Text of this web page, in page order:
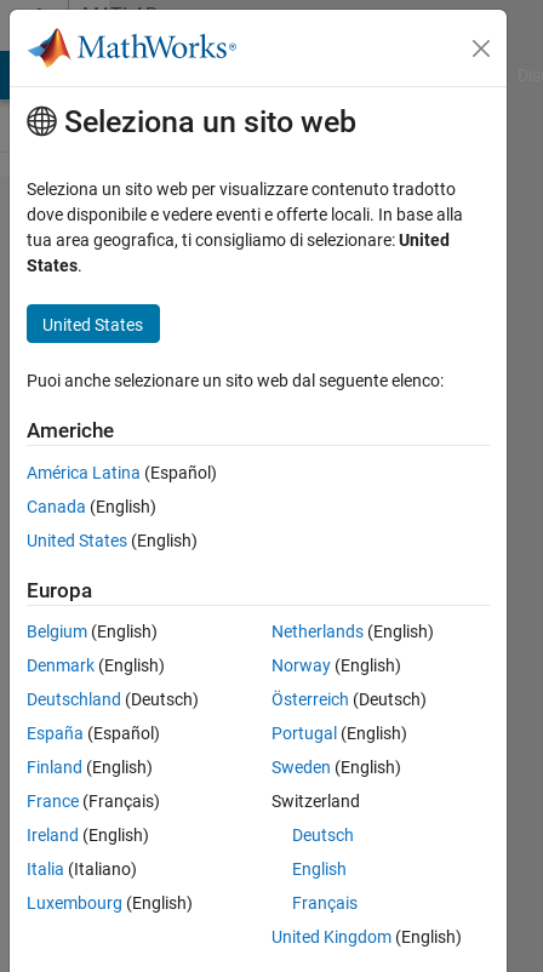
Vai al contenutoMATLAB
Answers
i am using
from
simulink..i
1by4096
vector,but i
am getting
1by4095 ,i
am missing
element.what
should i do to
get that one?
bharat
yadav
14 Giu
2017
Risposta
Seleziona un sito web
Seleziona un sito web per visualizzare contenuto tradotto
dove disponibile e vedere eventi e offerte locali. In base alla
tua area geografica, ti consigliamo di selezionare:United
States.
United States
Puoi anche selezionare un sito web dal seguente elenco:
Americhe
América Latina (Español)
Canada (English)
United States (English)
Europa
Belgium (English)
Denmark (English)
Deutschland (Deutsch)
España (Español)
Finland (English)
France (Français)
Ireland (English)
Italia (Italiano)
Luxembourg (English)
Netherlands(English)
Norway(English)
Österreich (Deutsch)
Portugal (English)
Sweden (English)
Switzerland
Deutsch
English
Français
United Kingdom(English)